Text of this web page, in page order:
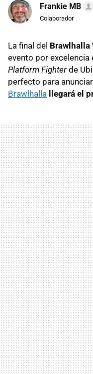
Frankie MB
Colaborador
La final del Brawlhalla
evento por
Platform Fighter de
perfecto para
Brawlhalla llegará el